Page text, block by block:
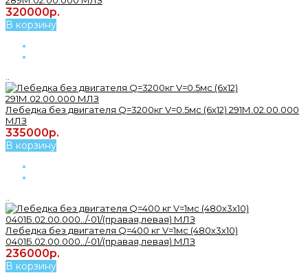
320000р.
В корзину
Лебедка без двигателя Q=3200кг V=0.5мс (6х12) 291М.02.00.000
МЛЗ
335000р.
В корзину
Лебедка без двигателя Q=400 кг V=1мс (480х3х10)
0401Б.02.00.000../-01/(правая,левая) МЛЗ
236000р.
В корзину